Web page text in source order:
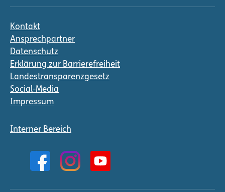
Kontakt
Ansprechpartner
Datenschutz
Erklärung zur Barrierefreiheit
Landestransparenzgesetz
Social-Media
Impressum
Interner Bereich